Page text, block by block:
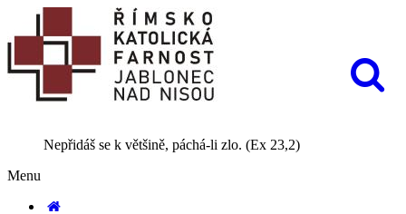
Nepřidáš se k většině, páchá-li zlo. (Ex 23,2)
Menu